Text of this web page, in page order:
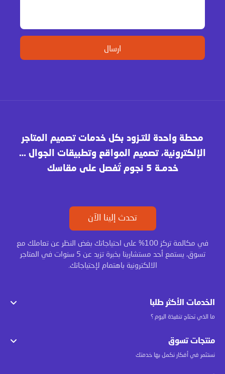
محطة واحدة للتـزود بكل خدمات تصميم المتاجر
الإلكترونية، تصميم المواقع وتطبيقات الجوال …
خدمـة 5 نجوم تُفصل على مقاسك
تحدث إلينا الآن
في مكالمة تركز 100% على احتياجاتك بغض النظر عن تعاملك مع
تسوق، يستمع أحد مستشارينا بخبرة تزيد عن 5 سنوات في المتاجر
الالكترونية باهتمام لإحتياجاتك.
الخدمات الأكثر طلبا
ما الذي تحتاج تنفيذة اليوم ؟
منتجات تسوق
نستثمر في أفكار نكمل بها خدمتك